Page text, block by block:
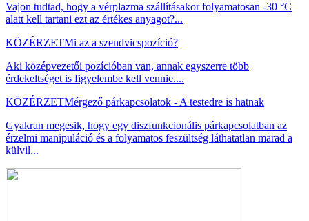
Vajon tudtad, hogy a vérplazma szállításakor folyamatosan -30 °C
alatt kell tartani ezt az értékes anyagot?...
KÖZÉRZETMi az a szendvicspozíció?
Aki középvezetői pozícióban van, annak egyszerre több
érdekeltséget is figyelembe kell vennie....
KÖZÉRZETMérgező párkapcsolatok - A testedre is hatnak
Gyakran megesik, hogy egy diszfunkcionális párkapcsolatban az
érzelmi manipuláció és a folyamatos feszültség láthatatlan marad a
külvil...